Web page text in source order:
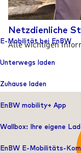
E-Mobilität bei EnBW
Unterwegs laden
Zuhause laden
EnBW mobility+ App
Wallbox: Ihre eigene
EnBW E-Mobilitäts-
Netzdienliche
Alle wichtigen